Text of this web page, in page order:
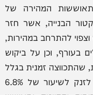
המהירה של
הבנייה, אשר חזר
להתרחב במהירות,
בעורף, וכן על ביקוש
שהתכווצה זמנית בגלל
ירידה בסנטימנט הצרכנים, צפויה לזנק לשיעור של 6.8%